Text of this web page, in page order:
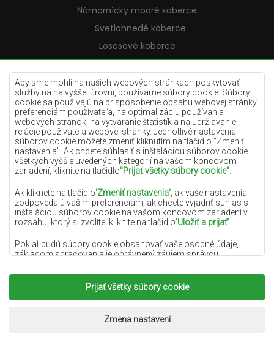
Aby sme mohli na našich webových stránkach poskytovať
služby na najvyššej úrovni, používame súbory cookie. Súbory
cookie sa používajú na prispôsobenie obsahu webovej stránky
preferenciám používateľa, na optimalizáciu používania
webových stránok, na vytváranie štatistík a na udržiavanie
relácie používateľa webovej stránky. Jednotlivé nastavenia
súborov cookie môžete zmeniť kliknutím na tlačidlo "Zmeniť
nastavenia". Ak chcete súhlasiť s inštaláciou súborov cookie
všetkých vyššie uvedených kategórií na vašom koncovom
zariadení, kliknite na tlačidlo"Prijať všetky súbory cookie"
Ak kliknete na tlačidlo'Zmeniť nastavenia' , ak vaše nastavenia
zodpovedajú vašim preferenciám, ak chcete vyjadriť súhlas s
inštaláciou súborov cookie na vašom koncovom zariadení v
rozsahu, ktorý si zvolíte, kliknite na tlačidlo'Uložiť a prijať'
Pokiaľ budú súbory cookie obsahovať vaše osobné údaje,
základom spracovania je oprávnený záujem správcu
podobe poskytovania vysokokvalitných služieb na našej
webovej stránke a marketingových aktivít správcu osobných
údajov a jeho dôveryhodných partnerov.
Viac informácií o súboroch cookie a spracovaní osobných
Prijať všetky súbory cookie
Zmena nastavení
Námornícky modré koberce
Svetlohnedé koberce
Lososové koberce
Krémové koberce
Lilac koberce
Žlté koberce
Mätové koberce
Modré koberce
Oranžové koberce
Ružové koberce
Šedé koberce
Terakotové koberce
Zelené koberce
Zlaté koberce
Copyright 2022Koberce Chemex.Všetky práva
Realizácia:www.dimax.pl